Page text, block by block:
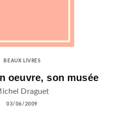
BEAUX LIVRES
oeuvre, son musée
Draguet
03/06/2009